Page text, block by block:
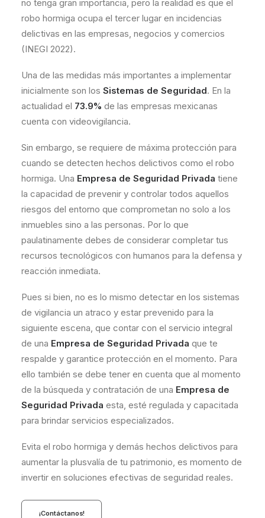
no tenga gran importancia, pero la realidad es que el
robo hormiga ocupa el tercer lugar en incidencias
delictivas en las empresas, negocios y comercios
(INEGI 2022).
Una de las medidas más importantes a implementar
inicialmente son los Sistemas de Seguridad. En la
actualidad el 73.9% de las empresas mexicanas
cuenta con videovigilancia.
Sin embargo, se requiere de máxima protección para
cuando se detecten hechos delictivos como el robo
hormiga. Una Empresa de Seguridad Privada tiene
la capacidad de prevenir y controlar todos aquellos
riesgos del entorno que comprometan no solo a los
inmuebles sino a las personas. Por lo que
paulatinamente debes de considerar completar tus
recursos tecnológicos con humanos para la defensa y
reacción inmediata.
Pues si bien, no es lo mismo detectar en los sistemas
de vigilancia un atraco y estar prevenido para la
siguiente escena, que contar con el servicio integral
de una Empresa de Seguridad Privada que te
respalde y garantice protección en el momento. Para
ello también se debe tener en cuenta que al momento
de la búsqueda y contratación de una Empresa de
Seguridad Privada esta, esté regulada y capacitada
para brindar servicios especializados.
Evita el robo hormiga y demás hechos delictivos para
aumentar la plusvalía de tu patrimonio, es momento de
invertir en soluciones efectivas de seguridad reales.
¡Contáctanos!